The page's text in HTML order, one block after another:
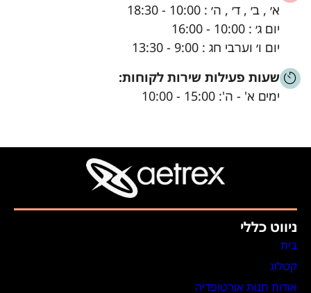
א׳ , ב׳ , ד׳ , ה׳ : 10:00 - 18:30
יום ג׳ : 10:00 - 16:00
יום ו׳ וערבי חג : 9:00 - 13:30
שעות פעילות שירות לקוחות:
ימים א' - ה': 15:00 - 10:00
ניווט כללי
בית
קטלוג
אודות חנות אורטופדיה